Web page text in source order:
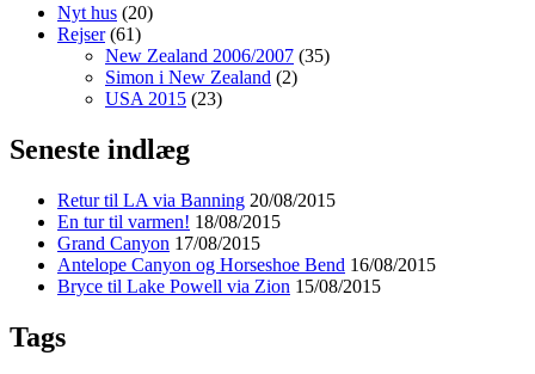
Nyt hus (20)
Rejser(61)
New Zealand 2006/2007 (35)
Simon i New Zealand (2)
USA 2015 (23)
Seneste indlæg
Retur til LA via Banning 20/08/2015
En tur til varmen! 18/08/2015
Grand Canyon 17/08/2015
Antelope Canyon og Horseshoe Bend 16/08/2015
Bryce til Lake Powell via Zion 15/08/2015
Tags